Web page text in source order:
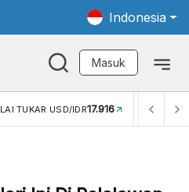
Indonesia
Masuk
TUKAR USD/IDR17.916 INFLASI